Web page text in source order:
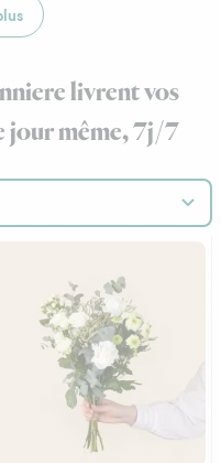
livrent vos
jour même, 7j/7